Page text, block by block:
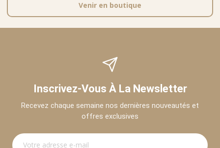
Venir en boutique
Inscrivez-Vous À La Newsletter
Recevez chaque semaine nos dernières nouveautés et
offres exclusives